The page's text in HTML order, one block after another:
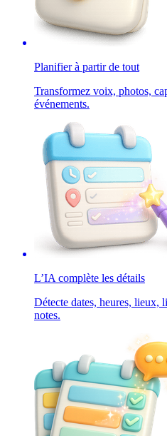
Planifier à partir de tout
Transformez voix, photos,
événements.
L’IA complète les détails
Détecte dates, heures, lieux,
notes.